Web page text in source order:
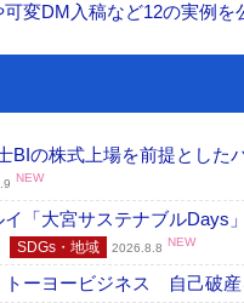
変DM入稿など12の実例を
の株式上場を前提とした
NEW
「大宮サステナブルDays
SDGs・地域 2026.8.8 NEW
トーヨービジネス 自己破産